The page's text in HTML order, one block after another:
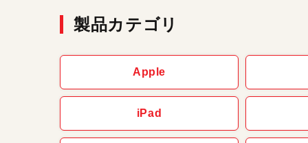
製品カテゴリ
Apple
iPad